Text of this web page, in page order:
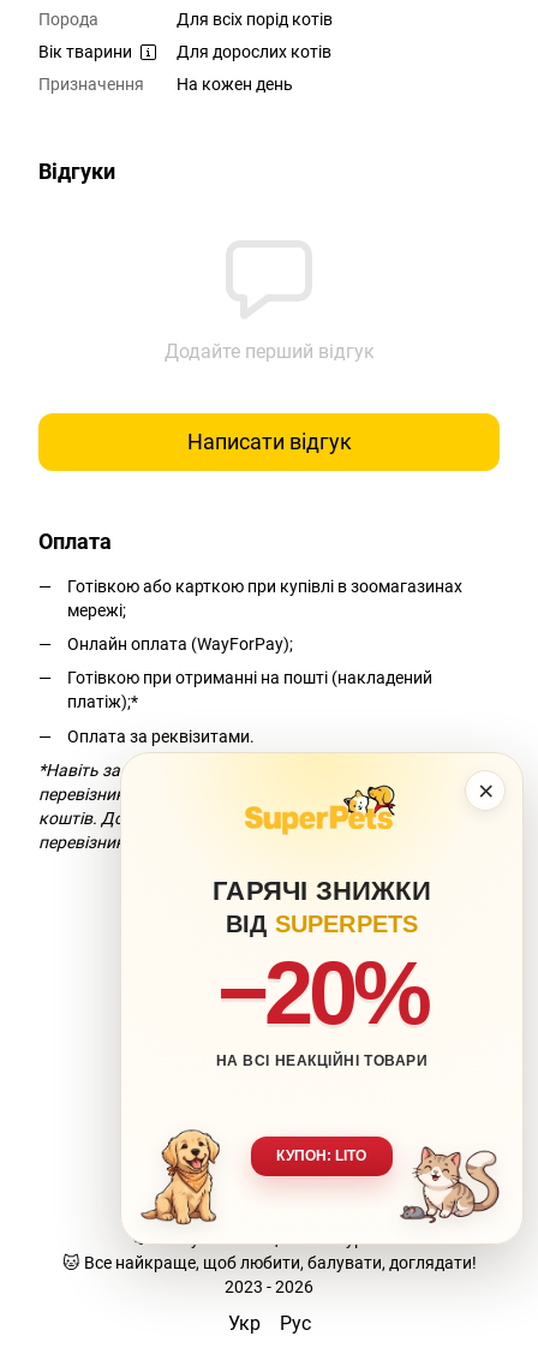
×
ГАРЯЧІ ЗНИЖКИ
ВІД SUPERPETS
−20%
НА ВСІ НЕАКЦІЙНІ ТОВАРИ
КУПОН: LITO
Порода
Для всіх порід котів
Вік тварини
Для дорослих котів
Призначення
На кожен день
Відгуки
Додайте перший відгук
Написати відгук
Оплата
Готівкою або карткою при купівлі в зоомагазинах
мережі;
Онлайн оплата (WayForPay);
Готівкою при отриманні на пошті (накладений
платіж);*
Оплата за реквізитами.
*Навіть за умови безкоштовної доставки компанія-
перевізник додасть комісію за переказ
коштів. Докладніше можна дізнатися на сайті компанії-
перевізника.
063 217-20-99 066 707-11-17
Повна версія сайту
🐶 Ваш улюбленець-наша турбота.
🐱 Все найкраще, щоб любити, балувати, доглядати!
2023 - 2026
Укр Рус